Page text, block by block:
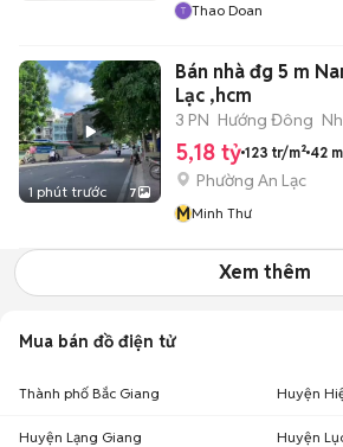
Thao Doan
1 phút trước 7
Bán nhà đg 5 m
Lạc ,hcm
3 PN Hướng Đông
5,18 tỷ 123 tr/m² 42
Phường An Lạc
MMinh Thư
Xem thêm
Mua bán đồ điện tử
Thành phố Bắc Giang Huyện
Huyện Lạng Giang Huyện